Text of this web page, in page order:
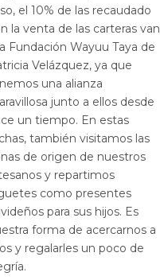
el 10% de las recaudado
la venta de las carteras van
Fundación Wayuu Taya de
Velázquez, ya que
una alianza
junto a ellos desde
un tiempo. En estas
también visitamos las
de origen de nuestros
y repartimos
como presentes
para sus hijos. Es
forma de acercarnos a
y regalarles un poco de